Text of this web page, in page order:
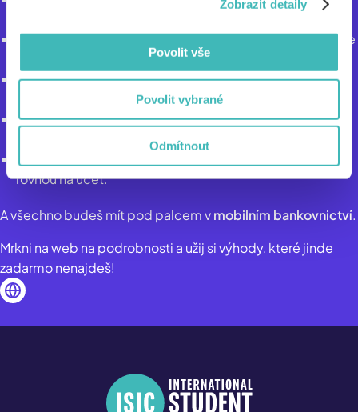
Zobrazit detaily
Povolit vše
Povolit vybrané
Odmítnout
Výběry z bankomatů po celém světě- protože někde se
vážně pořád platí papírky.
Účet v CZK i EUR- hodí se na Erasmu, ale i pro větší
nezávislost na dovolené s rodiči.
Spořící účet s fajn úrokem- aby ti peníze jednoduše
rovnou na účet.
A všechno budeš mít pod palcem vmobilním bankovnictví.
Mrkni na web na podrobnosti a užij si výhody, které jinde
zadarmo nenajdeš!